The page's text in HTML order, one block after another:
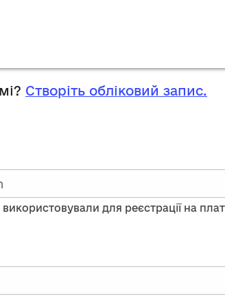
Створіть обліковий запис.
для реєстрації на